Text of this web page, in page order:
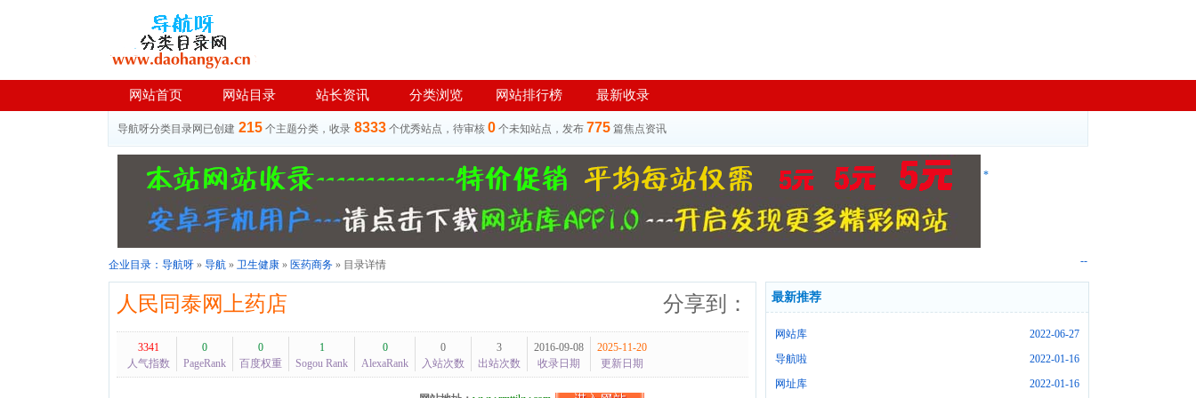
网站首页 网站目录 站长资讯 分类浏览 网站排行榜 最新收录
导航呀分类目录网已创建 215 个主题分类，收录 8333 个优秀站点，待审核 0 个未知站点，发布 775 篇焦点资讯
*
--
企业目录： 导航呀 » 导航 » 卫生健康 » 医药商务 » 目录详情
分享到：
人民同泰网上药店
3341
人气指数
0
PageRank
0
百度权重
1
Sogou Rank
0
AlexaRank
0
入站次数
3
出站次数
2016-09-08
收录日期
2025-11-20
更新日期
最新推荐
2022-06-27
网站库
2022-01-16
导航啦
2022-01-16
网址库